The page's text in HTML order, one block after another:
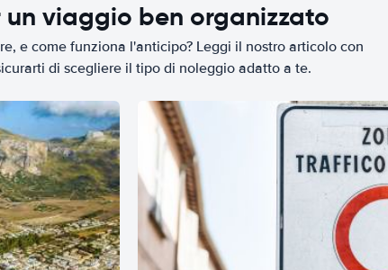
viaggio ben organizzato
e come funziona l'anticipo? Leggi il nostro articolo con
di scegliere il tipo di noleggio adatto a te.